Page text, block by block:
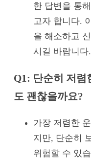
한 답변을 통
고자 합니다.
을 해소하고
시길 바랍니다.
Q1: 단순히 저렴
도 괜찮을까요?
가장 저렴한
지만, 단순히
위험할 수 있